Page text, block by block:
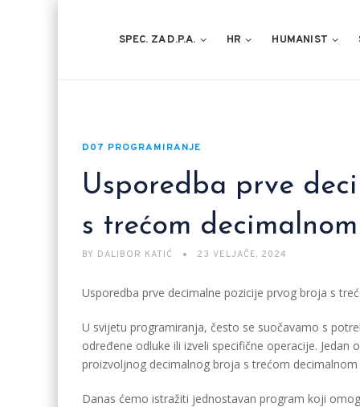
SPEC. ZA D.P.A. HR HUMANIST
D07 PROGRAMIRANJE
Usporedba prve
s trećom
BY DALIBOR KATIĆ 23 VELJAČE, 2024
Usporedba prve decimalne pozicije prvog broja s
U svijetu programiranja, često se suočavamo s
određene odluke ili izveli specifične operacije.
proizvoljnog decimalnog broja s trećom
Danas ćemo istražiti jednostavan program koji